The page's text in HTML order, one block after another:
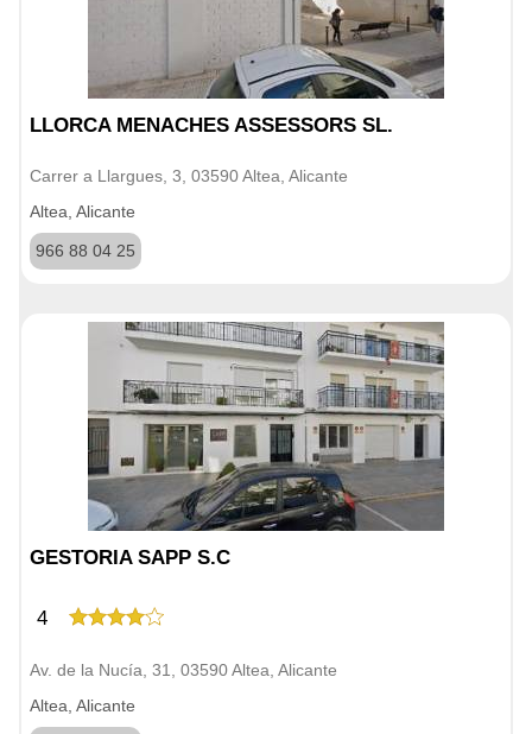
LLORCA MENACHES ASSESSORS SL.
Carrer a Llargues, 3, 03590 Altea, Alicante
Altea, Alicante
966 88 04 25
GESTORIA SAPP S.C
4
Av. de la Nucía, 31, 03590 Altea, Alicante
Altea, Alicante